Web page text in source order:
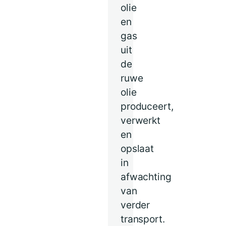
olie
en
gas
uit
de
ruwe
olie
produceert,
verwerkt
en
opslaat
in
afwachting
van
verder
transport.